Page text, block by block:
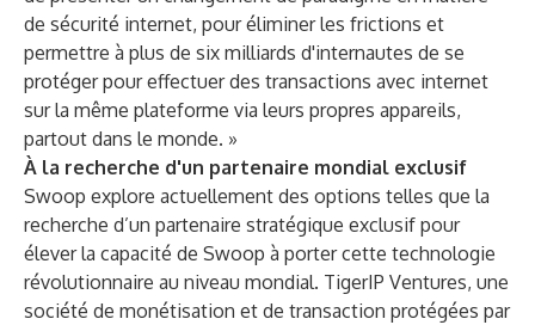
de sécurité internet, pour éliminer les frictions et
permettre à plus de six milliards d'internautes de se
protéger pour effectuer des transactions avec internet
sur la même plateforme via leurs propres appareils,
partout dans le monde. »
À la recherche d'un partenaire mondial exclusif
Swoop explore actuellement des options telles que la
recherche d’un partenaire stratégique exclusif pour
élever la capacité de Swoop à porter cette technologie
révolutionnaire au niveau mondial. TigerIP Ventures, une
société de monétisation et de transaction protégées par